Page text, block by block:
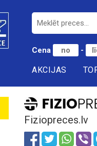
Cena -
AKCIJAS
Fiziopreces.lv